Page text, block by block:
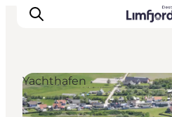
Yachthafen